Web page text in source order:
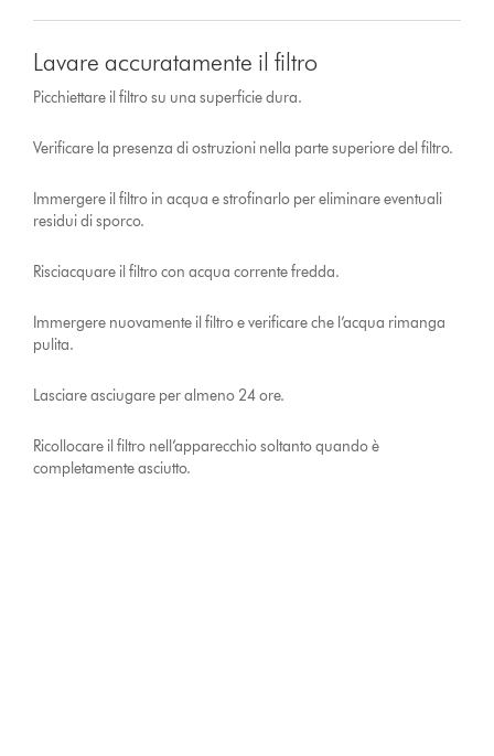
Lavare accuratamente il filtro
Picchiettare il filtro su una superficie dura.
Verificare la presenza di ostruzioni nella parte superiore del filtro.
Immergere il filtro in acqua e strofinarlo per eliminare eventuali
residui di sporco.
Risciacquare il filtro con acqua corrente fredda.
Immergere nuovamente il filtro e verificare che l’acqua rimanga
pulita.
Lasciare asciugare per almeno 24 ore.
Ricollocare il filtro nell’apparecchio soltanto quando è
completamente asciutto.